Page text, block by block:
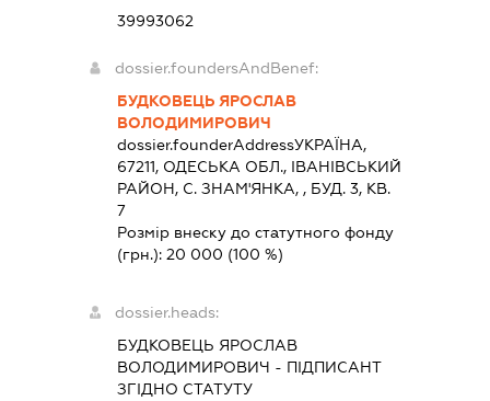
39993062
dossier.foundersAndBenef:
БУДКОВЕЦЬ ЯРОСЛАВ
ВОЛОДИМИРОВИЧ
dossier.founderAddressУКРАЇНА,
67211, ОДЕСЬКА ОБЛ., IВАНIВСЬКИЙ
РАЙОН, С. ЗНАМ'ЯНКА, , БУД. 3, КВ.
7
Розмір внеску до статутного фонду
(грн.):20 000 (100 %)
dossier.heads:
БУДКОВЕЦЬ ЯРОСЛАВ
ВОЛОДИМИРОВИЧ - ПІДПИСАНТ
ЗГІДНО СТАТУТУ